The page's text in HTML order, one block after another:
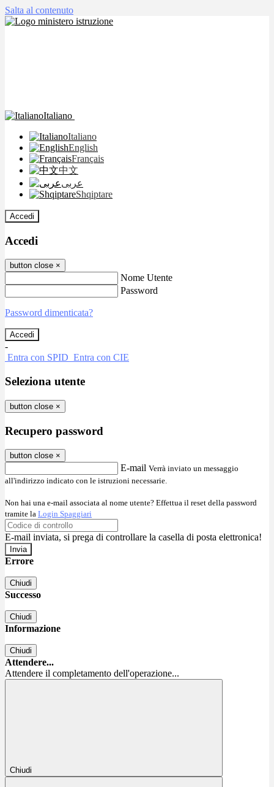
Salta al contenuto
Italiano
Italiano
English
Français
中文
عربى
Shqiptare
Accedi
Accedi
button close ×
Nome Utente
Password
Password dimenticata?
-
Entra con SPID Entra con CIE
Seleziona utente
button close ×
Recupero password
button close ×
E-mail Verrà inviato un messaggio
all'indirizzo indicato con le istruzioni necessarie.
Non hai una e-mail associata al nome utente? Effettua il reset della password
tramite la Login Spaggiari
E-mail inviata, si prega di controllare la casella di posta elettronica!
Errore
Chiudi
Successo
Chiudi
Informazione
Chiudi
Attendere...
Attendere il completamento dell'operazione...
Chiudi